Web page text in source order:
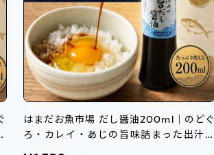
はまだお魚市場 だし醤油200ml｜のどぐ
ろ・カレイ・あじの旨味詰まった出汁醤